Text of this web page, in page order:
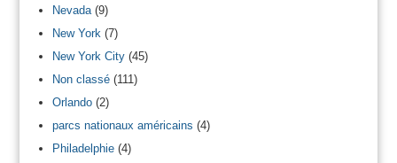
Nevada(9)
New York (7)
New York City(45)
Non classé(111)
Orlando(2)
parcs nationaux américains (4)
Philadelphie(4)